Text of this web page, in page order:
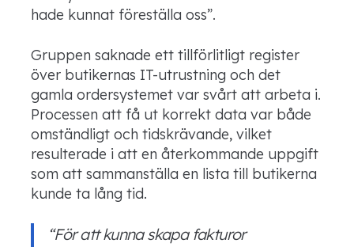
hade kunnat föreställa oss”.
Gruppen saknade ett tillförlitligt register
över butikernas IT-utrustning och det
gamla ordersystemet var svårt att arbeta i.
Processen att få ut korrekt data var både
omständligt och tidskrävande, vilket
resulterade i att en återkommande uppgift
som att sammanställa en lista till butikerna
kunde ta lång tid.
“För att kunna skapa fakturor